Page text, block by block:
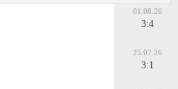
01.08.26
3:4
25.07.26
3:1